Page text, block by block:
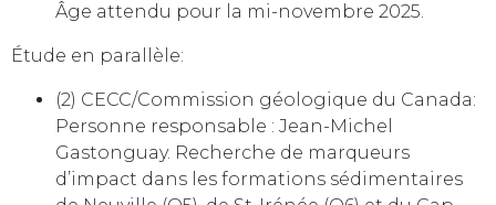
Âge attendu pour la mi-novembre 2025.
Étude en parallèle:
(2) CECC/Commission géologique du Canada:
Personne responsable : Jean-Michel
Gastonguay. Recherche de marqueurs
d’impact dans les formations sédimentaires